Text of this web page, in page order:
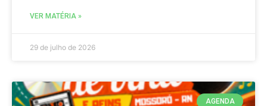
VER MATÉRIA »
29 de julho de 2026
AGENDA